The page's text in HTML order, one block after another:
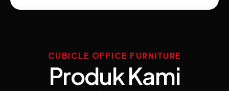
CUBICLE OFFICE FURNITURE
Produk Kami